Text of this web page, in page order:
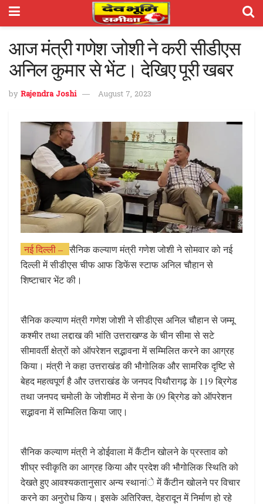
आज मंत्री गणेश जोशी ने करी सीडीएस
अनिल कुमार से भेंट। देखिए पूरी खबर
by Rajendra Joshi August 7, 2023
नई दिल्ली – सैनिक कल्याण मंत्री गणेश जोशी ने सोमवार को नई
दिल्ली में सीडीएस चीफ आफ डिफेंस स्टाफ अनिल चौहान से
शिष्टाचार भेंट की।
सैनिक कल्याण मंत्री गणेश जोशी ने सीडीएस अनिल चौहान से जम्मू
कश्मीर तथा लद्दाख की भांति उत्तराखण्ड के चीन सीमा से सटे
सीमावर्ती क्षेत्रों को ऑपरेशन सद्भावना में सम्मिलित करने का आग्रह
किया। मंत्री ने कहा उत्तराखंड की भौगोलिक और सामरिक दृष्टि से
बेहद महत्वपूर्ण है और उत्तराखंड के जनपद पिथौरागढ़ के 119 ब्रिगेड
तथा जनपद चमोली के जोशीमठ में सेना के 09 ब्रिगेड को ऑपरेशन
सद्भावना में सम्मिलित किया जाए।
सैनिक कल्याण मंत्री ने डोईवाला में कैंटीन खोलने के प्रस्ताव को
शीघ्र स्वीकृति का आग्रह किया और प्रदेश की भौगोलिक स्थिति को
देखते हुए आवश्यकतानुसार अन्य स्थानांे में कैंटीन खोलने पर विचार
करने का अनुरोध किय। इसके अतिरिक्त, देहरादून में निर्माण हो रहे